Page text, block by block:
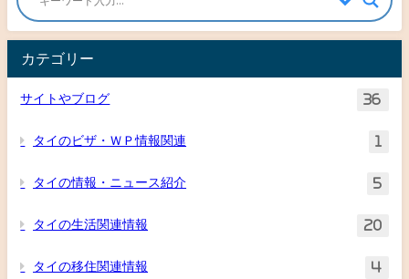
カテゴリー
サイトやブログ 36
タイのビザ・ＷＰ情報関連 1
タイの情報・ニュース紹介 5
タイの生活関連情報 20
タイの移住関連情報 4